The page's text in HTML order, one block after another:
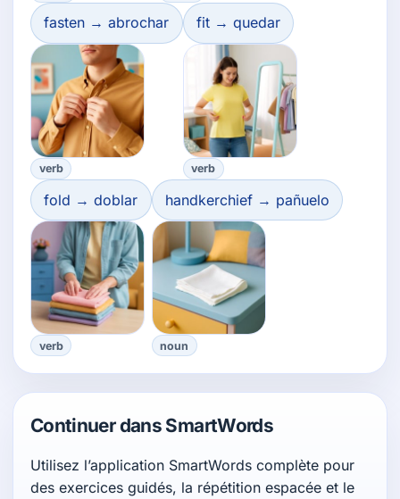
fasten → abrochar
verb
fit → quedar
verb
fold → doblar
verb
handkerchief → pañuelo
noun
Continuer dans SmartWords
Utilisez l’application SmartWords complète pour
des exercices guidés, la répétition espacée et le